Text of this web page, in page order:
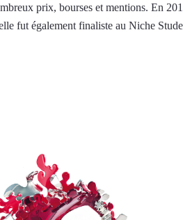
prix, bourses et mentions. En
fut également finaliste au Niche